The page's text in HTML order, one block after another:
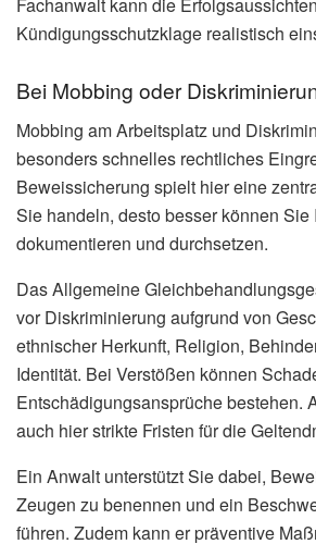
Kündigungsschutzklage realistisch
Bei Mobbing oder
Mobbing am Arbeitsplatz und
besonders schnelles rechtliches
Beweissicherung spielt hier eine
Sie handeln, desto besser können Sie
dokumentieren und durchsetzen.
Das Allgemeine
vor Diskriminierung aufgrund von
ethnischer Herkunft, Religion,
Identität. Bei Verstößen können
Entschädigungsansprüche bestehen.
auch hier strikte Fristen für die
Ein Anwalt unterstützt Sie dabei,
Zeugen zu benennen und ein
führen. Zudem kann er präventive